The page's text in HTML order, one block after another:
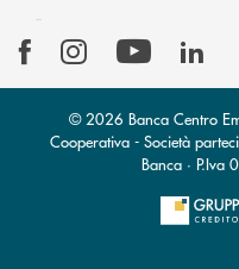
© 2026 Banca Centro
Cooperativa - Società
Banca ·